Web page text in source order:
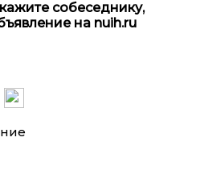
собеседнику,
на nuih.ru